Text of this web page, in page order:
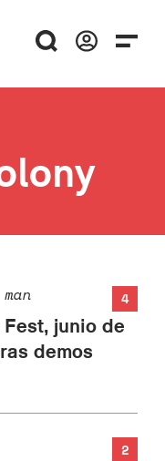
4
junio de
demos
2